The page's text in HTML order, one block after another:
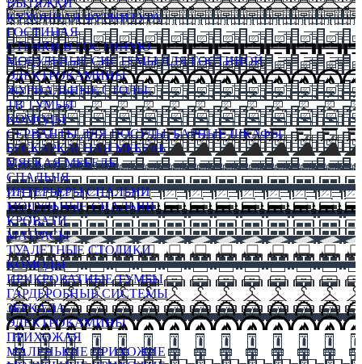
ВЫТЯЖКИ
КУХОННАЯ ФУРНИТУРА
ГОСТИНАЯ
СТЕНКИ В ГОСТИНУЮ
МОДУЛЬНЫЕ СИСТЕМЫ ДЛЯ ГОСТИНОЙ
ЭЛЕКТРОКАМИНЫ
ЖУРНАЛЬНЫЕ СТОЛЫ
ТВ ТУМБЫ
КОМОДЫ
СЕРВАНТЫ ДЛЯ ПОСУДЫ, БАРНЫЕ ШКАФЫ
БЕСКАРКАСНАЯ МЕБЕЛЬ
МЯГКАЯ МЕБЕЛЬ
СПАЛЬНЯ
ИНТЕРЬЕРЫ СПАЛЬНИ
МОДУЛЬНЫЕ СПАЛЬНИ
КРОВАТИ
МАТРАСЫ
ТУАЛЕТНЫЕ СТОЛИКИ
КОМОДЫ
ПРИКРОВАТНЫЕ ТУМБЫ
ГАРДЕРОБНЫЕ СИСТЕМЫ
ЗЕРКАЛА
ЭЛЕКТРОКАМИНЫ
ПРИХОЖАЯ
МАЛЕНЬКИЕ ПРИХОЖИЕ